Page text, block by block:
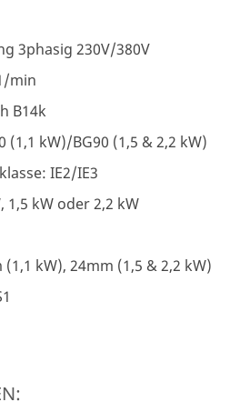
3phasig 230V/380V
min
B14k
(1,1 kW)/BG90 (1,5 & 2,2 kW)
IE2/IE3
1,5 kW oder 2,2 kW
kW), 24mm (1,5 & 2,2 kW)